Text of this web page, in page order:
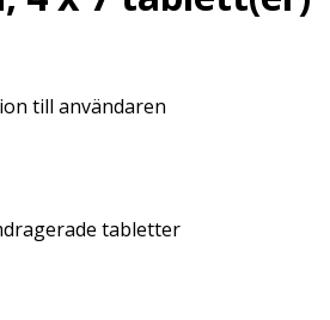
till användaren
tabletter